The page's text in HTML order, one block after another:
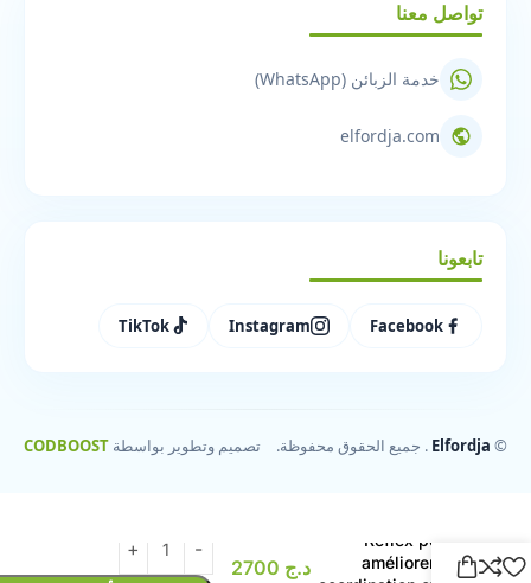
تواصل معنا
خدمة الزبائن (WhatsApp)
elfordja.com
تابعونا
Facebook
Instagram
TikTok
©
Elfordja . جميع الحقوق محفوظة. تصميم وتطوير بواسطة CODBOOST
Reflex pour
améliorer la
د.ج